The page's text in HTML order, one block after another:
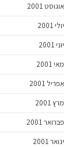
אוגוסט 2001
יולי 2001
יוני 2001
מאי 2001
אפריל 2001
מרץ 2001
פברואר 2001
ינואר 2001